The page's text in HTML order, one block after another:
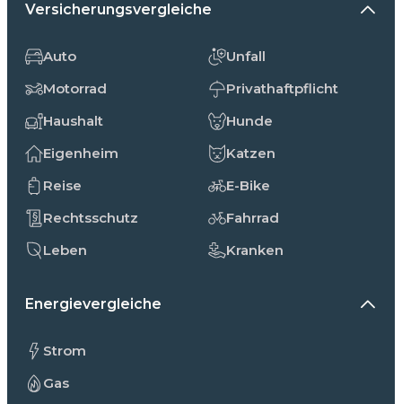
Versicherungsvergleiche
Auto
Motorrad
Haushalt
Eigenheim
Reise
Rechtsschutz
Leben
Unfall
Privathaftpflicht
Hunde
Katzen
E-Bike
Fahrrad
Kranken
Energievergleiche
Strom
Gas